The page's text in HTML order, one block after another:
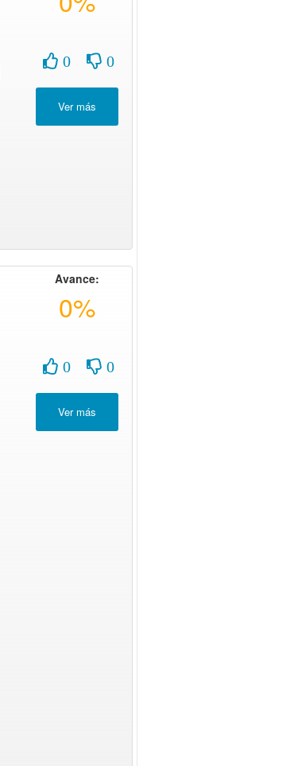
0 0
Avance:
0%
0 0